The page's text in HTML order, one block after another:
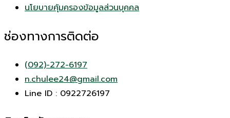
นโยบายคุ้มครองข้อมูลส่วนบุคคล
ช่องทางการติดต่อ
(092)-272-6197
n.chulee24@gmail.com
Line ID : 0922726197